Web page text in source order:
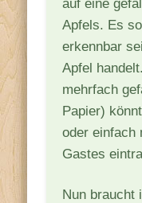
auf eine
Apfels. Es
erkennbar
Apfel
mehrfach
Papier)
oder einfach
Gastes
Nun braucht